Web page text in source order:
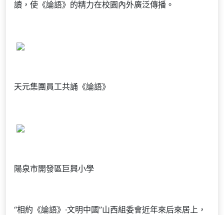
讀，使《論語》的精力在校園內外廣泛傳播。
天元集團員工共誦《論語》
陽泉市開發區巨興小學
“相約《論語》·文明中國”山西組委會近年來后來居上，